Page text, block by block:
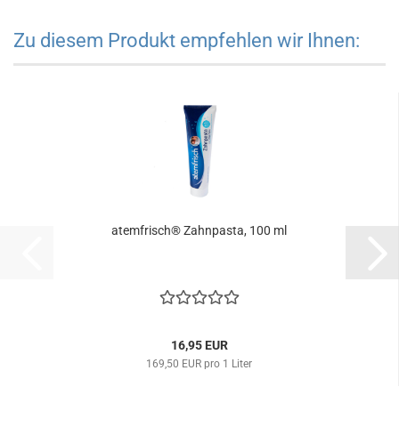
Zu diesem Produkt empfehlen wir Ihnen:
atemfrisch® Zahnpasta, 100 ml
16,95 EUR
169,50 EUR pro 1 Liter